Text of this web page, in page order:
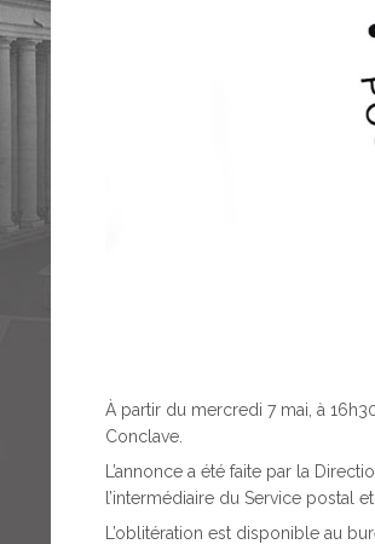
À partir du mercredi 7 mai, à
Conclave.
L’annonce a été faite par la
l’intermédiaire du Service postal
L’oblitération est disponible au